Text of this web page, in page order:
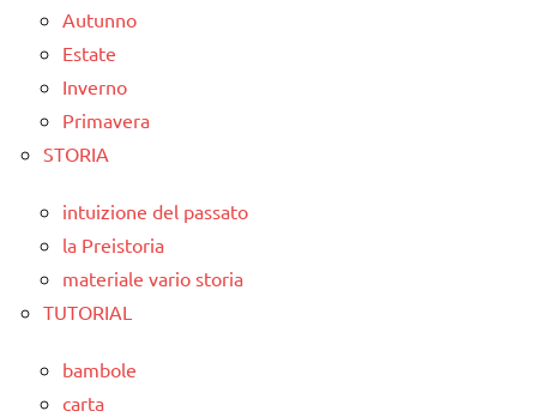
Autunno
Estate
Inverno
Primavera
STORIA
intuizione del passato
la Preistoria
materiale vario storia
TUTORIAL
bambole
carta